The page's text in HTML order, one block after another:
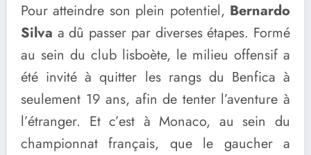
Pour atteindre son plein potentiel, Bernardo
Silva a dû passer par diverses étapes. Formé
au sein du club lisboète, le milieu offensif a
été invité à quitter les rangs du Benfica à
seulement 19 ans, afin de tenter l’aventure à
l’étranger. Et c’est à Monaco, au sein du
championnat français, que le gaucher a